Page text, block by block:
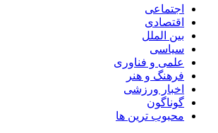
اجتماعی
اقتصادی
بین الملل
سیاسی
علمی و فناوری
فرهنگ و هنر
اخبار ورزشی
گوناگون
محبوب ترین ها